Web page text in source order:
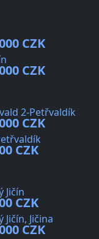
CZK
CZK
2-Petřvaldík
CZK
CZK
Jičín
CZK
Jičina
CZK